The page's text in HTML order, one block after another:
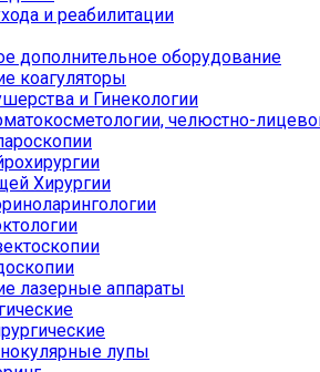
и реабилитации
дополнительное оборудование
коагуляторы
и Гинекологии
челюстно-
Хирургии
лазерные аппараты
лупы